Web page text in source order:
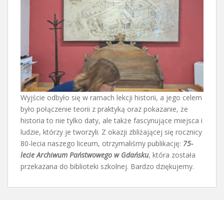
Wyjście odbyło się w ramach lekcji historii, a jego celem
było połączenie teorii z praktyką oraz pokazanie, że
historia to nie tylko daty, ale także fascynujące miejsca i
ludzie, którzy je tworzyli. Z okazji zbliżającej się rocznicy
80-lecia naszego liceum, otrzymaliśmy publikację: 75-
lecie Archiwum Państwowego w Gdańsku, która została
przekazana do biblioteki szkolnej. Bardzo dziękujemy.